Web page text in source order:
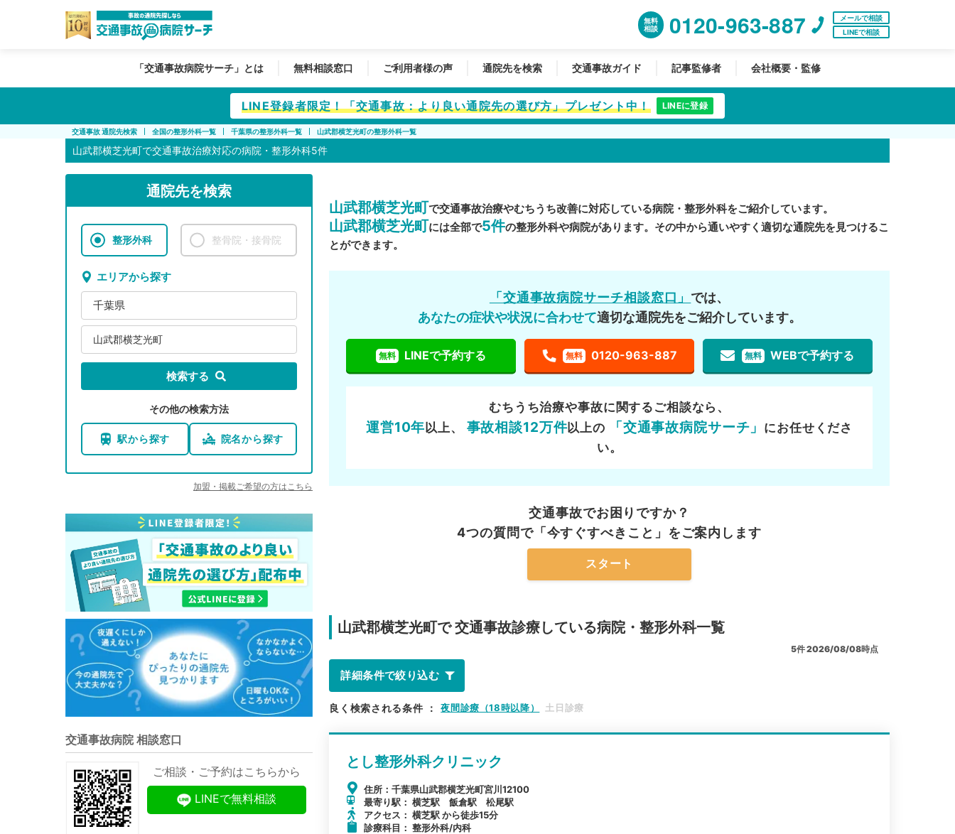
無料
相談
0120-963-887
メールで相談
LINEで相談
「交通事故病院サーチ」とは 無料相談窓口 ご利用者様の声 通院先を検索 交通事故ガイド 記事監修者 会社概要・監修
LINE登録者限定！「交通事故：より良い通院先の選び方」プレゼント中！ LINEに登録
交通事故 通院先検索 全国の整形外科一覧 千葉県の整形外科一覧 山武郡横芝光町の整形外科一覧
山武郡横芝光町で交通事故治療対応の病院・整形外科5件
通院先を検索
整形外科 整骨院・接骨院
エリアから探す
千葉県
山武郡横芝光町
検索する
その他の検索方法
駅から探す 院名から探す
加盟・掲載ご希望の方はこちら
交通事故病院 相談窓口
ご相談・ご予約はこちらから
LINEで無料相談
山武郡横芝光町で交通事故治療やむちうち改善に対応している病院・整形外科をご紹介しています。
山武郡横芝光町には全部で5件の整形外科や病院があります。その中から通いやすく適切な通院先を見つけるこ
とができます。
「交通事故病院サーチ相談窓口」 では、
あなたの症状や状況に合わせて適切な通院先をご紹介しています。
無料 LINEで予約する 無料 0120-963-887 無料 WEBで予約する
むちうち治療や事故に関するご相談なら、
運営10年以上、 事故相談12万件以上の 「交通事故病院サーチ」 にお任せくださ
い。
交通事故でお困りですか？
4つの質問で「今すぐすべきこと」をご案内します
スタート
山武郡横芝光町で 交通事故診療している病院・整形外科一覧
5件2026/08/08時点
詳細条件で絞り込む
良く検索される条件 ： 夜間診療（18時以降） 土日診療
とし整形外科クリニック
住所：千葉県山武郡横芝光町宮川12100
最寄り駅： 横芝駅 飯倉駅 松尾駅
アクセス： 横芝駅 から徒歩15分
診療科目： 整形外科/内科